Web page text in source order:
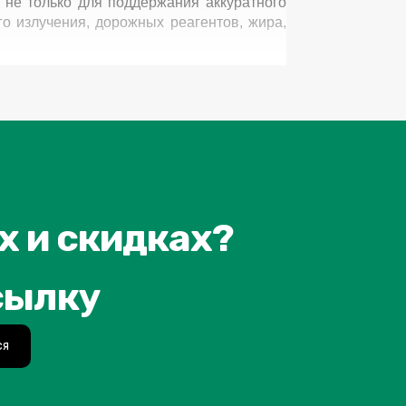
излучения, дорожных реагентов, жира,
реагенты являются одними из
от сферы использования. Для кузова
поверхность без агрессивного
уменьшающие риск появления
и скидках?